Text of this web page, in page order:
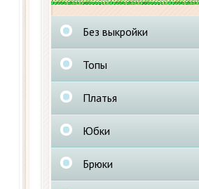
Без выкройки
Топы
Платья
Юбки
Брюки